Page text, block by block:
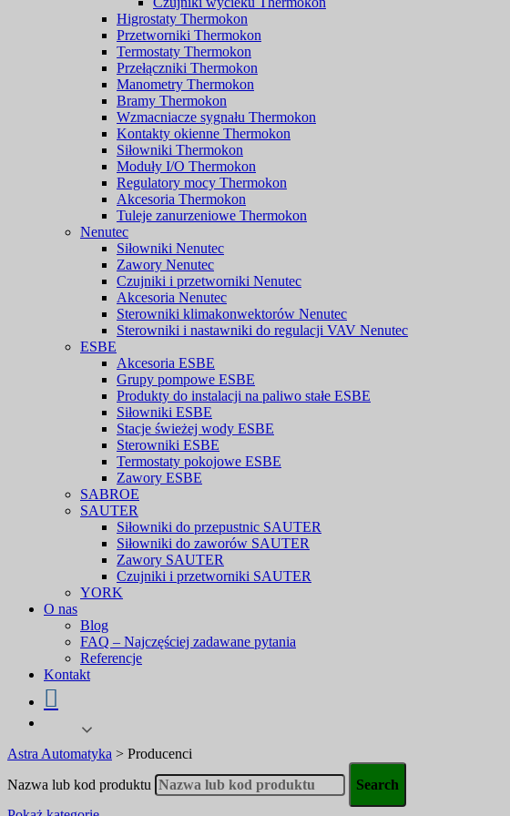
Higrostaty Thermokon
Przetworniki Thermokon
Termostaty Thermokon
Przełączniki Thermokon
Manometry Thermokon
Bramy Thermokon
Wzmacniacze sygnału Thermokon
Kontakty okienne Thermokon
Siłowniki Thermokon
Moduły I/O Thermokon
Regulatory mocy Thermokon
Akcesoria Thermokon
Tuleje zanurzeniowe Thermokon
Nenutec
Siłowniki Nenutec
Zawory Nenutec
Czujniki i przetworniki Nenutec
Akcesoria Nenutec
Sterowniki klimakonwektorów Nenutec
Sterowniki i nastawniki do regulacji VAV Nenutec
ESBE
Akcesoria ESBE
Grupy pompowe ESBE
Produkty do instalacji na paliwo stałe ESBE
Siłowniki ESBE
Stacje świeżej wody ESBE
Sterowniki ESBE
Termostaty pokojowe ESBE
Zawory ESBE
SABROE
SAUTER
Siłowniki do przepustnic SAUTER
Siłowniki do zaworów SAUTER
Zawory SAUTER
Czujniki i przetworniki SAUTER
YORK
O nas
Blog
FAQ – Najczęściej zadawane pytania
Referencje
Kontakt
Astra Automatyka > Producenci
Nazwa lub kod produktu